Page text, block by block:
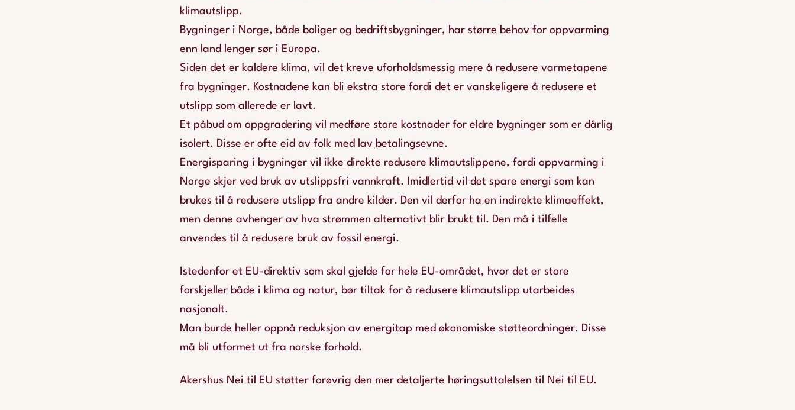
klimautslipp.
Bygninger i Norge, både boliger og bedriftsbygninger, har større behov for oppvarming
enn land lenger sør i Europa.
Siden det er kaldere klima, vil det kreve uforholdsmessig mere å redusere varmetapene
fra bygninger. Kostnadene kan bli ekstra store fordi det er vanskeligere å redusere et
utslipp som allerede er lavt.
Et påbud om oppgradering vil medføre store kostnader for eldre bygninger som er dårlig
isolert. Disse er ofte eid av folk med lav betalingsevne.
Energisparing i bygninger vil ikke direkte redusere klimautslippene, fordi oppvarming i
Norge skjer ved bruk av utslippsfri vannkraft. Imidlertid vil det spare energi som kan
brukes til å redusere utslipp fra andre kilder. Den vil derfor ha en indirekte klimaeffekt,
men denne avhenger av hva strømmen alternativt blir brukt til. Den må i tilfelle
anvendes til å redusere bruk av fossil energi.
Istedenfor et EU-direktiv som skal gjelde for hele EU-området, hvor det er store
forskjeller både i klima og natur, bør tiltak for å redusere klimautslipp utarbeides
nasjonalt.
Man burde heller oppnå reduksjon av energitap med økonomiske støtteordninger. Disse
må bli utformet ut fra norske forhold.
Akershus Nei til EU støtter forøvrig den mer detaljerte høringsuttalelsen til Nei til EU.